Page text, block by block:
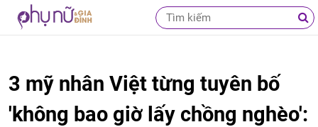
3 mỹ nhân Việt từng tuyên bố
'không bao giờ lấy chồng nghèo':